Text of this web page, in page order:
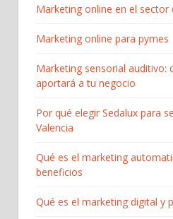
Marketing online en el sector
Marketing online para pymes
Marketing sensorial auditivo:
aportará a tu negocio
Por qué elegir Sedalux para
Valencia
Qué es el marketing
beneficios
Qué es el marketing digital y